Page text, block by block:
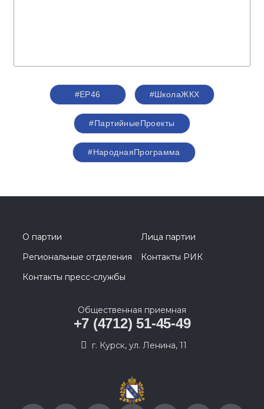
#ЕР46 #ШколаЖКХ
#ПартийныеПроекты
#НароднаяПрограмма
О партии
Лица партии
Региональные отделения
Контакты РИК
Контакты пресс-службы
Общественная приемная
+7 (4712) 51-45-49
г. Курск, ул. Ленина, 11